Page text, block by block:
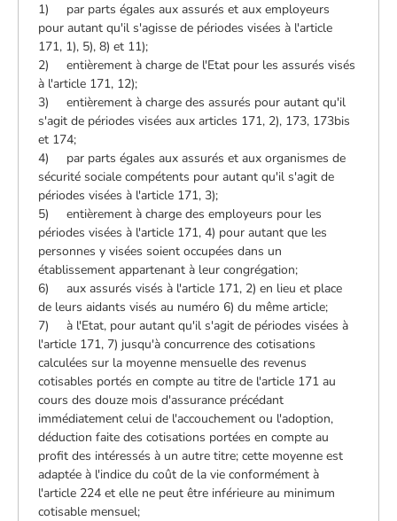
1) par parts égales aux assurés et aux employeurs
pour autant qu'il s'agisse de périodes visées à l'article
171, 1), 5), 8) et 11);
2) entièrement à charge de l'Etat pour les assurés visés
à l'article 171, 12);
3) entièrement à charge des assurés pour autant qu'il
s'agit de périodes visées aux articles 171, 2), 173, 173bis
et 174;
4) par parts égales aux assurés et aux organismes de
sécurité sociale compétents pour autant qu'il s'agit de
périodes visées à l'article 171, 3);
5) entièrement à charge des employeurs pour les
périodes visées à l'article 171, 4) pour autant que les
personnes y visées soient occupées dans un
établissement appartenant à leur congrégation;
6) aux assurés visés à l'article 171, 2) en lieu et place
de leurs aidants visés au numéro 6) du même article;
7) à l'Etat, pour autant qu'il s'agit de périodes visées à
l'article 171, 7) jusqu'à concurrence des cotisations
calculées sur la moyenne mensuelle des revenus
cotisables portés en compte au titre de l'article 171 au
cours des douze mois d'assurance précédant
immédiatement celui de l'accouchement ou l'adoption,
déduction faite des cotisations portées en compte au
profit des intéressés à un autre titre; cette moyenne est
adaptée à l'indice du coût de la vie conformément à
l'article 224 et elle ne peut être inférieure au minimum
cotisable mensuel;